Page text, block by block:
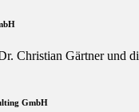
Christian Gärtner und
GmbH